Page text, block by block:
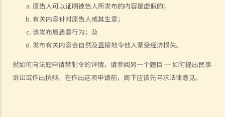
原告人可以证明被告人所发布的内容是虚假的；
有关内容针对原告人或其生意；
该发布属恶意行为；及
发布有关内容会自然及直接地令他人蒙受经济损失。
就如何向法庭申请禁制令的详情，请参阅另一个题目 ─ 如何提出民事
诉讼或作出抗辩。在作出这项申请前，阁下应该先寻求法律意见。
1. 如果诽谤性字句不是由我写出来（或不是源自我本人），我只是向他
人重复已发布了的字句，我要负上诽谤的法律责任吗？
2. 如果我只是向妻子讲及另一个人，而当中某些字句具诽谤性。在此情
3. 如果我在公司办公室内谈及另一位同事，有关对话是否属于发布？
4. 如果我向好朋友（Y）寄出一封信，信内有一篇文章诽谤X的，但这封